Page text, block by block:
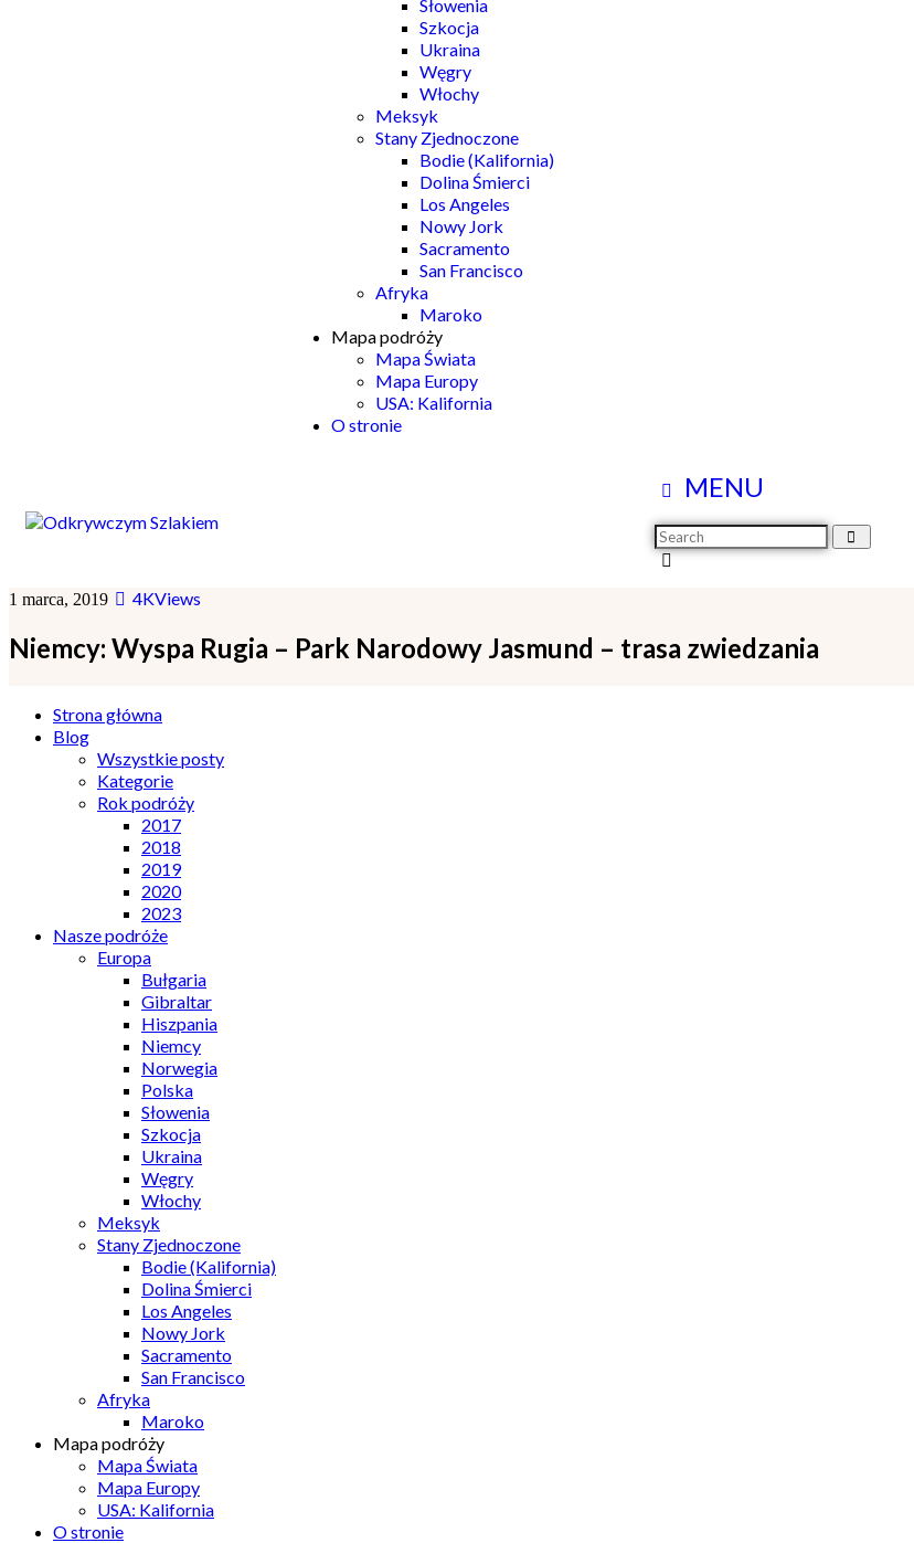
Słowenia
Szkocja
Ukraina
Węgry
Włochy
Meksyk
Stany Zjednoczone
Bodie (Kalifornia)
Dolina Śmierci
Los Angeles
Nowy Jork
Sacramento
San Francisco
Afryka
Maroko
Mapa podróży
Mapa Świata
Mapa Europy
USA: Kalifornia
O stronie
1 marca, 2019 4KViews
Niemcy: Wyspa Rugia – Park Narodowy Jasmund – trasa zwiedzania
Strona główna
Blog
Wszystkie posty
Kategorie
Rok podróży
2017
2018
2019
2020
2023
Nasze podróże
Europa
Bułgaria
Gibraltar
Hiszpania
Niemcy
Norwegia
Polska
Słowenia
Szkocja
Ukraina
Węgry
Włochy
Meksyk
Stany Zjednoczone
Bodie (Kalifornia)
Dolina Śmierci
Los Angeles
Nowy Jork
Sacramento
San Francisco
Afryka
Maroko
Mapa podróży
Mapa Świata
Mapa Europy
USA: Kalifornia
O stronie